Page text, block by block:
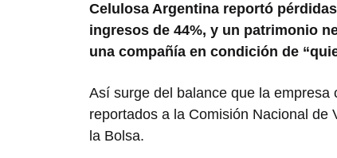
Celulosa Argentina reportó
ingresos de 44%, y un patrimonio
una compañía en condición de
Así surge del balance que la
reportados a la Comisión Nacional de
la Bolsa.